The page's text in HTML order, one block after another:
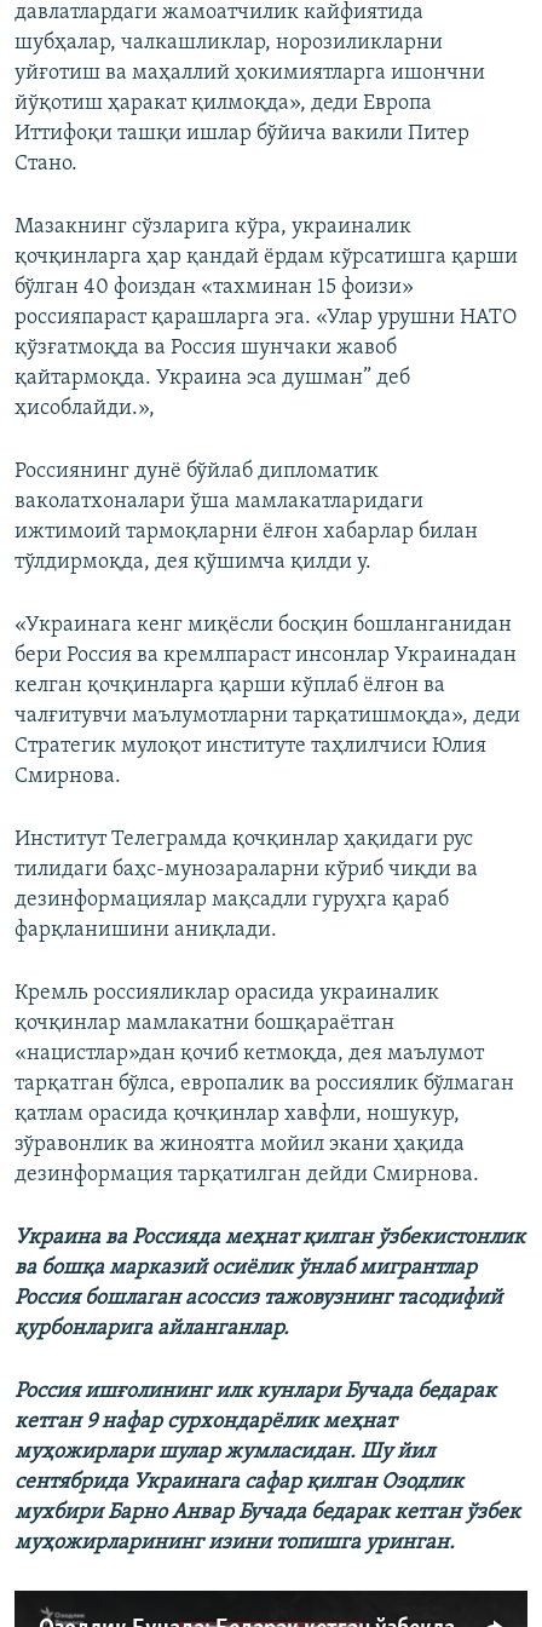
давлатлардаги жамоатчилик кайфиятида
шубҳалар, чалкашликлар, норозиликларни
уйғотиш ва маҳаллий ҳокимиятларга ишончни
йўқотиш ҳаракат қилмоқда», деди Европа
Иттифоқи ташқи ишлар бўйича вакили Питер
Стано.
Мазакнинг сўзларига кўра, украиналик
қочқинларга ҳар қандай ёрдам кўрсатишга қарши
бўлган 40 фоиздан «тахминан 15 фоизи»
россияпараст қарашларга эга. «Улар урушни НАТО
қўзғатмоқда ва Россия шунчаки жавоб
қайтармоқда. Украина эса душман” деб
ҳисоблайди.»,
Россиянинг дунё бўйлаб дипломатик
ваколатхоналари ўша мамлакатларидаги
ижтимоий тармоқларни ёлғон хабарлар билан
тўлдирмоқда, дея қўшимча қилди у.
«Украинага кенг миқёсли босқин бошланганидан
бери Россия ва кремлпараст инсонлар Украинадан
келган қочқинларга қарши кўплаб ёлғон ва
чалғитувчи маълумотларни тарқатишмоқда», деди
Стратегик мулоқот институте таҳлилчиси Юлия
Смирнова.
Институт Телеграмда қочқинлар ҳақидаги рус
тилидаги баҳс-мунозараларни кўриб чиқди ва
дезинформациялар мақсадли гуруҳга қараб
фарқланишини аниқлади.
Кремль россияликлар орасида украиналик
қочқинлар мамлакатни бошқараётган
«нацистлар»дан қочиб кетмоқда, дея маълумот
тарқатган бўлса, европалик ва россиялик бўлмаган
қатлам орасида қочқинлар хавфли, ношукур,
зўравонлик ва жиноятга мойил экани ҳақида
дезинформация тарқатилган дейди Смирнова.
Украина ва Россияда меҳнат қилган ўзбекистонлик
ва бошқа марказий осиёлик ўнлаб мигрантлар
Россия бошлаган асоссиз тажовузнинг тасодифий
қурбонларига айланганлар.
Россия ишғолининг илк кунлари Бучада бедарак
кетган 9 нафар сурхондарёлик меҳнат
муҳожирлари шулар жумласидан. Шу йил
сентябрида Украинага сафар қилган Озодлик
мухбири Барно Анвар Бучада бедарак кетган ўзбек
муҳожирларининг изини топишга уринган.